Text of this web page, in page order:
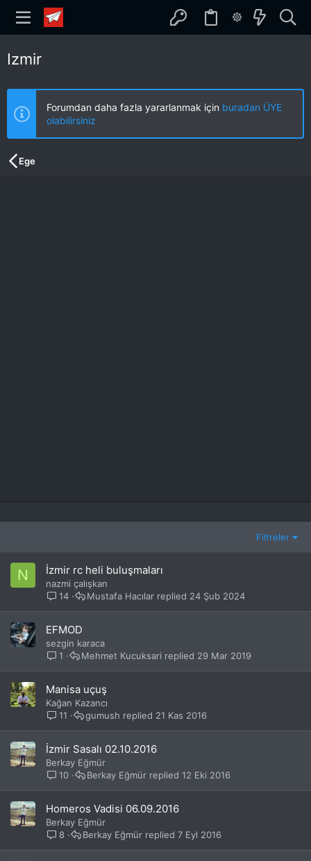
Izmir
Forumdan daha fazla yararlanmak için buradan ÜYE
olabilirsiniz
Ege
Filtreler
N İzmir rc heli buluşmaları
nazmi çalışkan
14
24 Şub 2024
Mustafa Hacılar
EFMOD
sezgin karaca
1
29 Mar 2019
Mehmet Kucuksari
Manisa uçuş
Kağan Kazancı
11
21 Kas 2016
gumush
İzmir Sasalı 02.10.2016
Berkay Eğmür
10
12 Eki 2016
Berkay Eğmür
Homeros Vadisi 06.09.2016
Berkay Eğmür
8
7 Eyl 2016
Berkay Eğmür